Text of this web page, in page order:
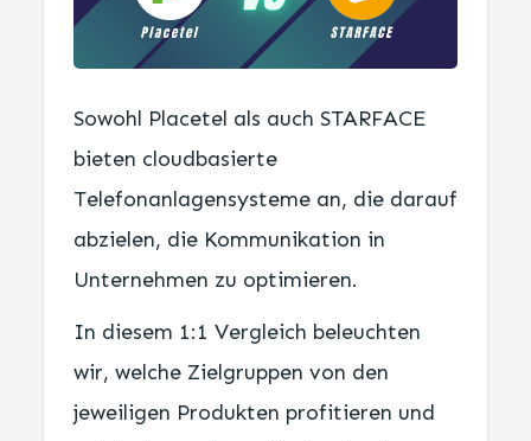
Sowohl Placetel als auch STARFACE
bieten cloudbasierte
Telefonanlagensysteme an, die darauf
abzielen, die Kommunikation in
Unternehmen zu optimieren.
In diesem 1:1 Vergleich beleuchten
wir, welche Zielgruppen von den
jeweiligen Produkten profitieren und